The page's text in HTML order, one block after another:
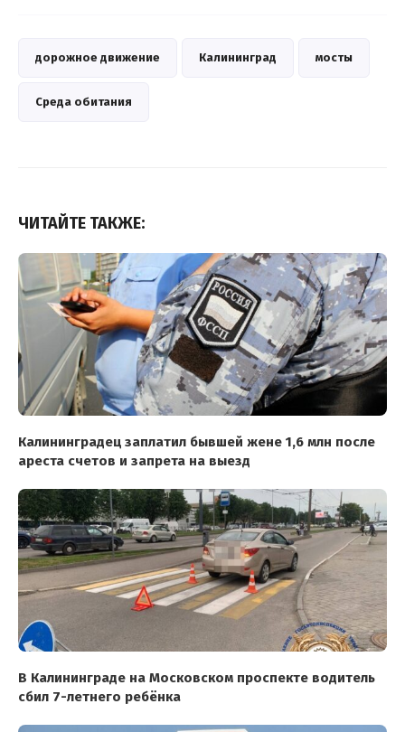
дорожное движение Калининград мосты
Среда обитания
ЧИТАЙТЕ ТАКЖЕ:
Калининградец заплатил бывшей жене 1,6 млн после
ареста счетов и запрета на выезд
В Калининграде на Московском проспекте водитель
сбил 7-летнего ребёнка